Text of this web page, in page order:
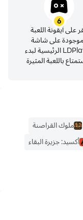
6
على أيقونة اللعبة
على شاشة
LDPlayer الرئيسية لبدء
باللعبة المثيرة
ملوك القراصنة
أكسيد: جزيرة البقاء